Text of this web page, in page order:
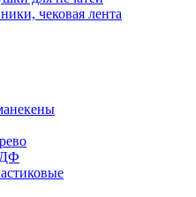
чековая лента